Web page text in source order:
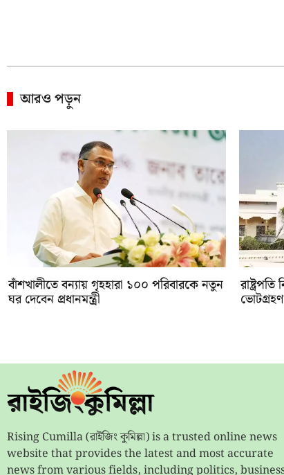
আরও পড়ুন
বাঁশখালীতে বন্যায় গৃহহারা ১০০ পরিবারকে নতুন
ঘর দেবেন প্রধানমন্ত্রী
Rising Cumilla (রাইজিং কুমিল্লা) is a trusted online news
website that provides the latest and most accurate
news from various fields, including politics,